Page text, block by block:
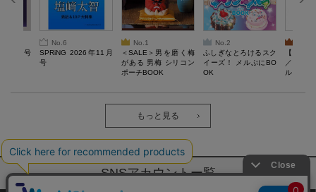
10月号
No.6
SPRiNG 2026年11月
号
No.1
＜SALE＞男を磨く梅
がある 男梅 シリコン
ポーチBOOK
No.2
ふしぎなとろけるスク
イーズ！ メルぷにBO
OK
【
／Lサ
ル）【
労回復ウ
もっと見る
SNSアカウントー覧